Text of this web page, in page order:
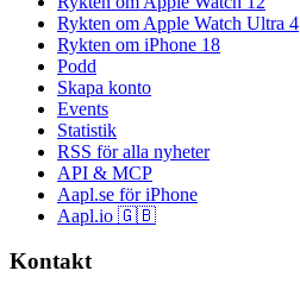
Rykten om Apple Watch Ultra 4
Rykten om iPhone 18
Podd
Skapa konto
Events
Statistik
RSS för alla nyheter
API & MCP
Aapl.se för iPhone
Aapl.io 🇬🇧
Kontakt